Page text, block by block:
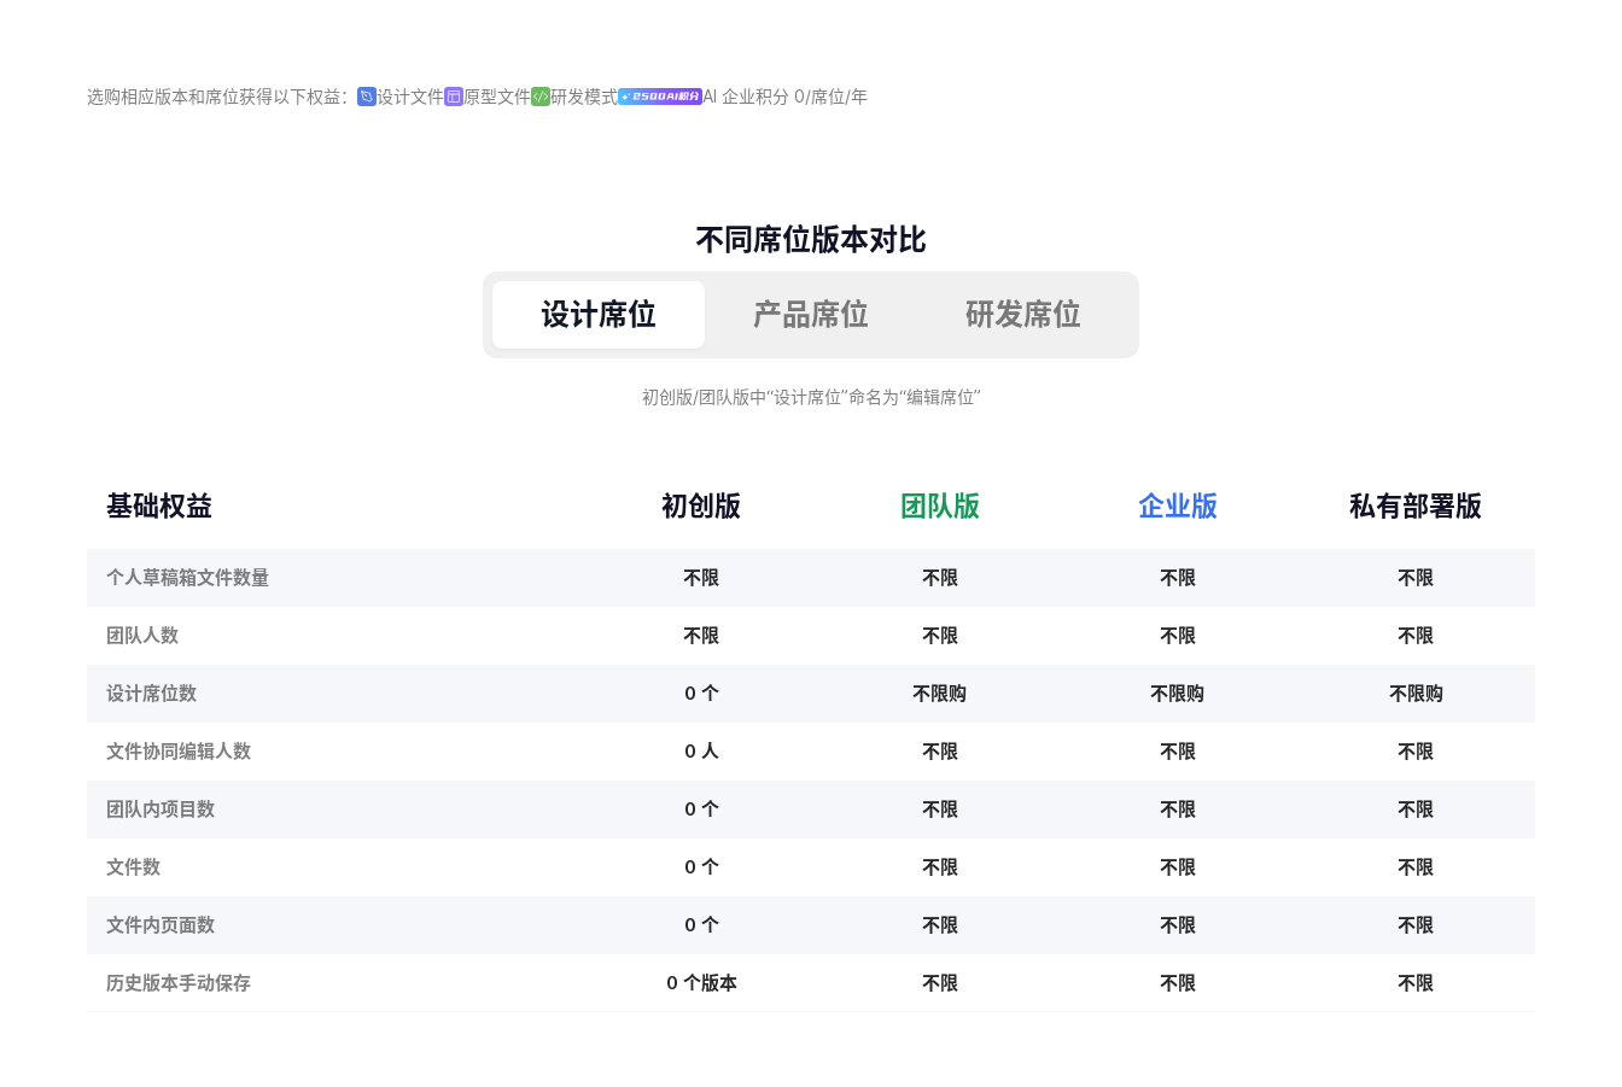
选购相应版本和席位获得以下权益： 设计文件 原型文件 研发模式 AI 企业积分 0/席位/年
不同席位版本对比
设计席位 产品席位 研发席位
初创版/团队版中“设计席位”命名为“编辑席位”
基础权益 初创版 团队版 企业版 私有部署版
个人草稿箱文件数量 不限 不限 不限 不限
团队人数 不限 不限 不限 不限
设计席位数 0 个 不限购 不限购 不限购
文件协同编辑人数 0 人 不限 不限 不限
团队内项目数 0 个 不限 不限 不限
文件数 0 个 不限 不限 不限
文件内页面数 0 个 不限 不限 不限
历史版本手动保存 0 个版本 不限 不限 不限